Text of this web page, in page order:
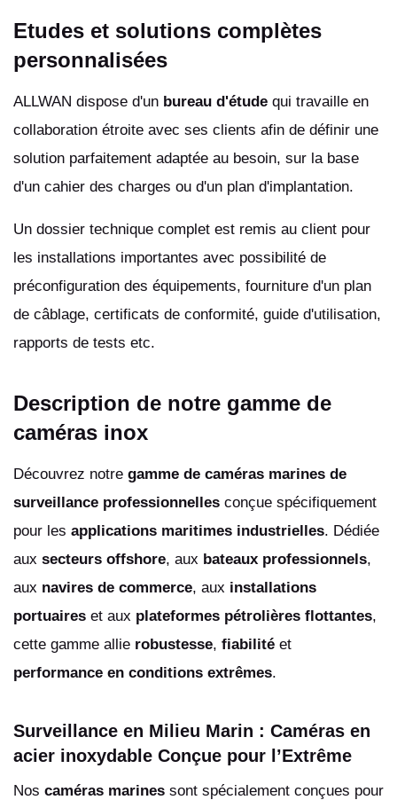
Etudes et solutions complètes
personnalisées
ALLWAN dispose d'un bureau d'étude qui travaille en
collaboration étroite avec ses clients afin de définir une
solution parfaitement adaptée au besoin, sur la base
d'un cahier des charges ou d'un plan d'implantation.
Un dossier technique complet est remis au client pour
les installations importantes avec possibilité de
préconfiguration des équipements, fourniture d'un plan
de câblage, certificats de conformité, guide d'utilisation,
rapports de tests etc.
Description de notre gamme de
caméras inox
Découvrez notre gamme de caméras marines de
surveillance professionnelles conçue spécifiquement
pour les applications maritimes industrielles. Dédiée
aux secteurs offshore, aux bateaux professionnels,
aux navires de commerce, aux installations
portuaires et aux plateformes pétrolières flottantes,
cette gamme allie robustesse, fiabilité et
performance en conditions extrêmes.
Surveillance en Milieu Marin : Caméras en
acier inoxydable Conçue pour l’Extrême
Nos caméras marines sont spécialement conçues pour